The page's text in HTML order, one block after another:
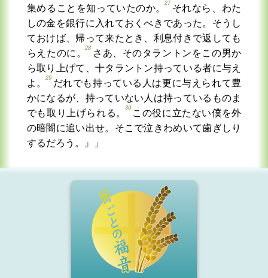
集めることを知っていたのか。
27
それなら、わた
しの金を銀行に入れておくべきであった。そうし
ておけば、帰って来たとき、利息付きで返しても
らえたのに。
28
さあ、そのタラントンをこの男か
ら取り上げて、十タラントン持っている者に与え
よ。
29
だれでも持っている人は更に与えられて豊
かになるが、持っていない人は持っているものま
でも取り上げられる。
30
この役に立たない僕を外
の暗闇に追い出せ。そこで泣きわめいて歯ぎしり
するだろう。』」